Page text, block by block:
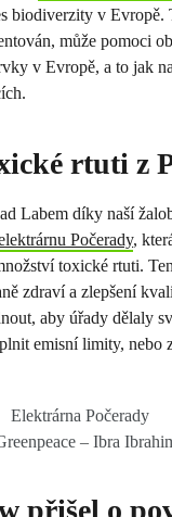
biodiverzity v Evropě.
může pomoci
v Evropě, a to jak
rtuti z
Labem díky naší
Počerady,
toxické rtuti.
zdraví a zlepšení
aby úřady dělaly
emisní limity, nebo
Elektrárna Počerady
– Ibra
přišel o